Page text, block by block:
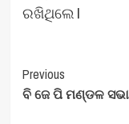
ରଖିଥିଲେ l
Post
Navigation
Previous
ବି ଜେ ପି ମଣ୍ଡଳ